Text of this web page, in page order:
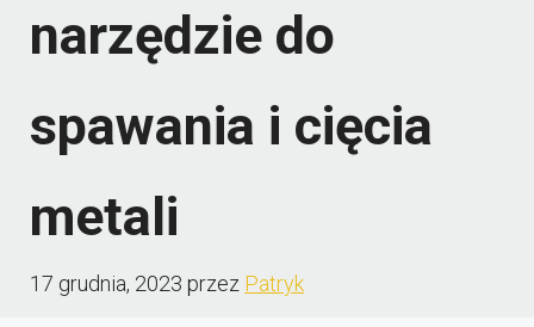
narzędzie do
spawania i cięcia
metali
17 grudnia, 2023 przez Patryk